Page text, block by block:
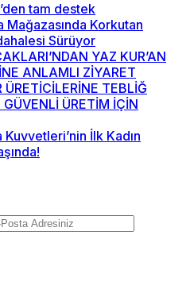
tam destek
Korkutan
Sürüyor
YAZ KUR’AN
ANLAMLI ZİYARET
ÜRETİCİLERİNE TEBLİĞ
ÜRETİM İÇİN
İlk Kadın